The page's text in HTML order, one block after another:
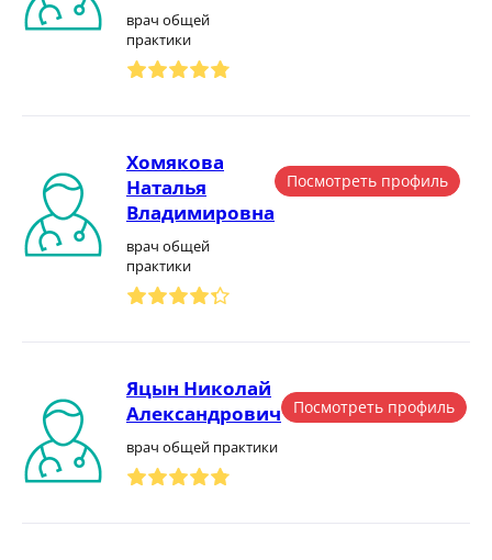
врач общей
практики
Хомякова
Наталья
Владимировна
врач общей
практики
Посмотреть профиль
Яцын Николай
Александрович
врач общей практики
Посмотреть профиль